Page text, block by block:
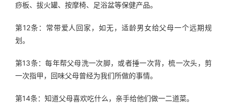
痧板、拔火罐、按摩椅、足浴盆等保健产品。
第12条：常带爱人回家，如无，适龄男女给父母一个远期规
划。
第13条：每年帮父母洗一次脚，或者捶一次背，梳一次头，剪
一次指甲，回味父母曾经为我们所做的事情。
第14条：知道父母喜欢吃什么，亲手给他们做一二道菜。